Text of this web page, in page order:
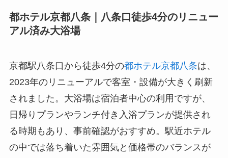
都ホテル京都八条｜八条口徒歩4分のリニュー
アル済み大浴場
京都駅八条口から徒歩4分の都ホテル京都八条は、
2023年のリニューアルで客室・設備が大きく刷新
されました。大浴場は宿泊者中心の利用ですが、
日帰りプランやランチ付き入浴プランが提供され
る時期もあり、事前確認がおすすめ。駅近ホテル
の中では落ち着いた雰囲気と価格帯のバランスが